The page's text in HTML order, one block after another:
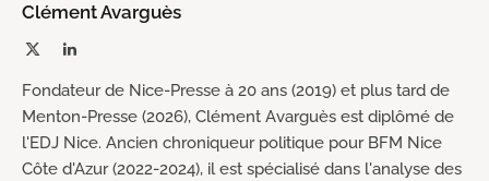
Clément Avarguès
LinkedIn
Fondateur de Nice-Presse à 20 ans (2019) et plus tard de
Menton-Presse (2026), Clément Avarguès est diplômé de
l'EDJ Nice. Ancien chroniqueur politique pour BFM Nice
Côte d'Azur (2022-2024), il est spécialisé dans l'analyse des